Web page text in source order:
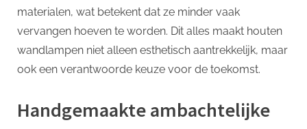
materialen, wat betekent dat ze minder vaak
vervangen hoeven te worden. Dit alles maakt houten
wandlampen niet alleen esthetisch aantrekkelijk, maar
ook een verantwoorde keuze voor de toekomst.
Handgemaakte ambachtelijke